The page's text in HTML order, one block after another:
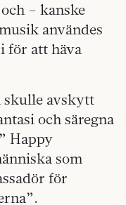
– kanske
användes
för att häva
skulle avskytt
och säregna
Happy
som
för